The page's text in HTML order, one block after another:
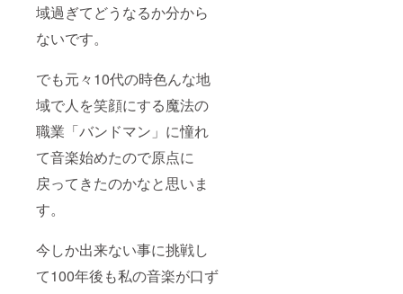
域過ぎてどうなるか分から
ないです。
でも元々10代の時色んな地
域で人を笑顔にする魔法の
職業「バンドマン」に憧れ
て音楽始めたので原点に
戻ってきたのかなと思いま
す。
今しか出来ない事に挑戦し
て100年後も私の音楽が口ず